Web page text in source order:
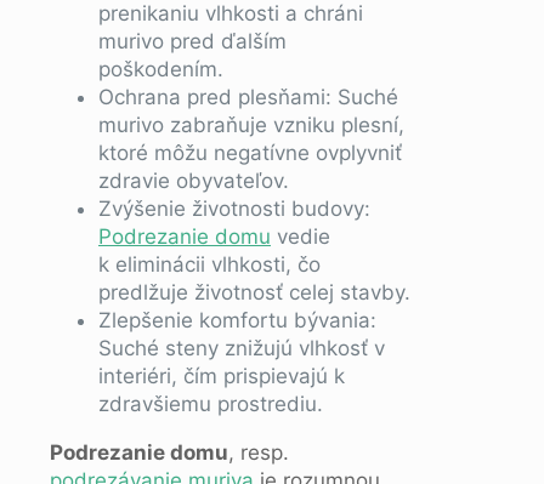
prenikaniu vlhkosti a chráni
murivo pred ďalším
poškodením.
Ochrana pred plesňami: Suché
murivo zabraňuje vzniku plesní,
ktoré môžu negatívne ovplyvniť
zdravie obyvateľov.
Zvýšenie životnosti budovy:
Podrezanie domu vedie
k eliminácii vlhkosti, čo
predlžuje životnosť celej stavby.
Zlepšenie komfortu bývania:
Suché steny znižujú vlhkosť v
interiéri, čím prispievajú k
zdravšiemu prostrediu.
Podrezanie domu, resp.